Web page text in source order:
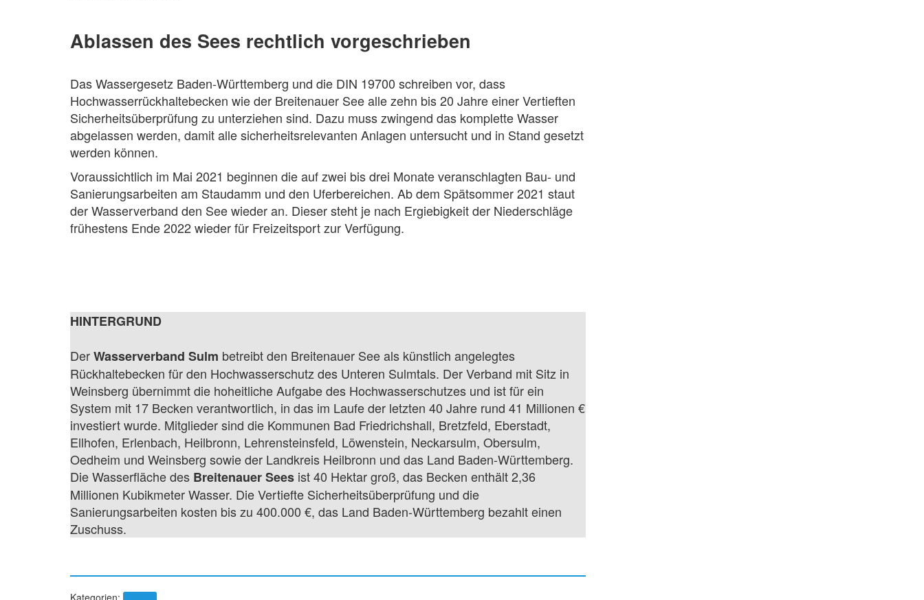
Ablassen des Sees rechtlich vorgeschrieben
Das Wassergesetz Baden-Württemberg und die DIN 19700 schreiben vor, dass
Hochwasserrückhaltebecken wie der Breitenauer See alle zehn bis 20 Jahre einer Vertieften
Sicherheitsüberprüfung zu unterziehen sind. Dazu muss zwingend das komplette Wasser
abgelassen werden, damit alle sicherheitsrelevanten Anlagen untersucht und in Stand gesetzt
werden können.
Voraussichtlich im Mai 2021 beginnen die auf zwei bis drei Monate veranschlagten Bau- und
Sanierungsarbeiten am Staudamm und den Uferbereichen. Ab dem Spätsommer 2021 staut
der Wasserverband den See wieder an. Dieser steht je nach Ergiebigkeit der Niederschläge
frühestens Ende 2022 wieder für Freizeitsport zur Verfügung.
HINTERGRUND
DerWasserverband Sulm betreibt den Breitenauer See als künstlich angelegtes
Rückhaltebecken für den Hochwasserschutz des Unteren Sulmtals. Der Verband mit Sitz in
Weinsberg übernimmt die hoheitliche Aufgabe des Hochwasserschutzes und ist für ein
System mit 17 Becken verantwortlich, in das im Laufe der letzten 40 Jahre rund 41 Millionen €
investiert wurde. Mitglieder sind die Kommunen Bad Friedrichshall, Bretzfeld, Eberstadt,
Ellhofen, Erlenbach, Heilbronn, Lehrensteinsfeld, Löwenstein, Neckarsulm, Obersulm,
Oedheim und Weinsberg sowie der Landkreis Heilbronn und das Land Baden-Württemberg.
Die Wasserfläche des Breitenauer Sees ist 40 Hektar groß, das Becken enthält 2,36
Millionen Kubikmeter Wasser. Die Vertiefte Sicherheitsüberprüfung und die
Sanierungsarbeiten kosten bis zu 400.000 €, das Land Baden-Württemberg bezahlt einen
Zuschuss.
Kategorien: